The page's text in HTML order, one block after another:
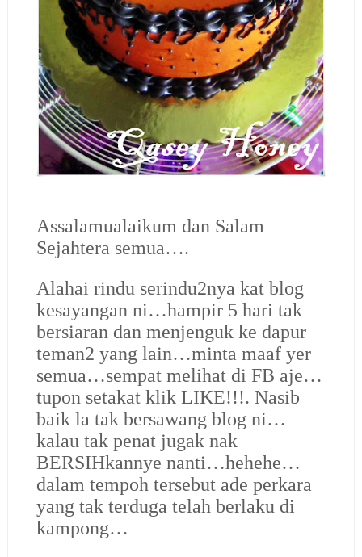
Assalamualaikum dan Salam
Sejahtera semua….
Alahai rindu serindu2nya kat blog
kesayangan ni…hampir 5 hari tak
bersiaran dan menjenguk ke dapur
teman2 yang lain…minta maaf yer
semua…sempat melihat di FB aje…
tupon setakat klik LIKE!!!. Nasib
baik la tak bersawang blog ni…
kalau tak penat jugak nak
BERSIHkannye nanti…hehehe…
dalam tempoh tersebut ade perkara
yang tak terduga telah berlaku di
kampong…